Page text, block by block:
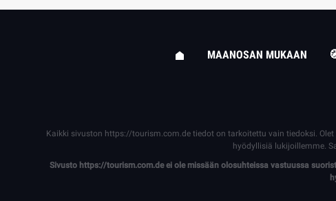
MAANOSAN MUKAAN
Kaikki sivuston https://tourism.com.de tiedot on tarkoitettu vain tiedoksi.
hyödyllisiä lukijoillemme.
Sivusto https://tourism.com.deei ole missään olosuhteissa vastuussa